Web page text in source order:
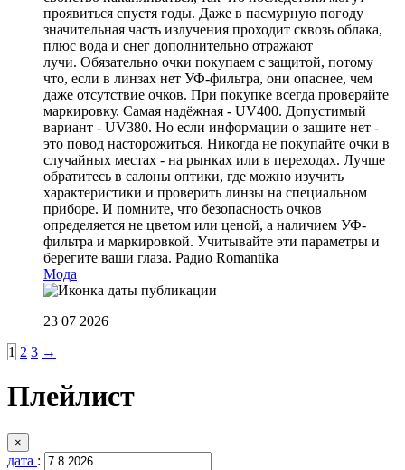
проявиться спустя годы. Даже в пасмурную погоду
значительная часть излучения проходит сквозь облака,
плюс вода и снег дополнительно отражают
лучи. Обязательно очки покупаем с защитой, потому
что, если в линзах нет УФ-фильтра, они опаснее, чем
даже отсутствие очков. При покупке всегда проверяйте
маркировку. Самая надёжная - UV400. Допустимый
вариант - UV380. Но если информации о защите нет -
это повод насторожиться. Никогда не покупайте очки в
случайных местах - на рынках или в переходах. Лучше
обратитесь в салоны оптики, где можно изучить
характеристики и проверить линзы на специальном
приборе. И помните, что безопасность очков
определяется не цветом или ценой, а наличием УФ-
фильтра и маркировкой. Учитывайте эти параметры и
берегите ваши глаза. Радио Romantika
Мода
23 07 2026
1 2 3 →
Плейлист
×
дата :